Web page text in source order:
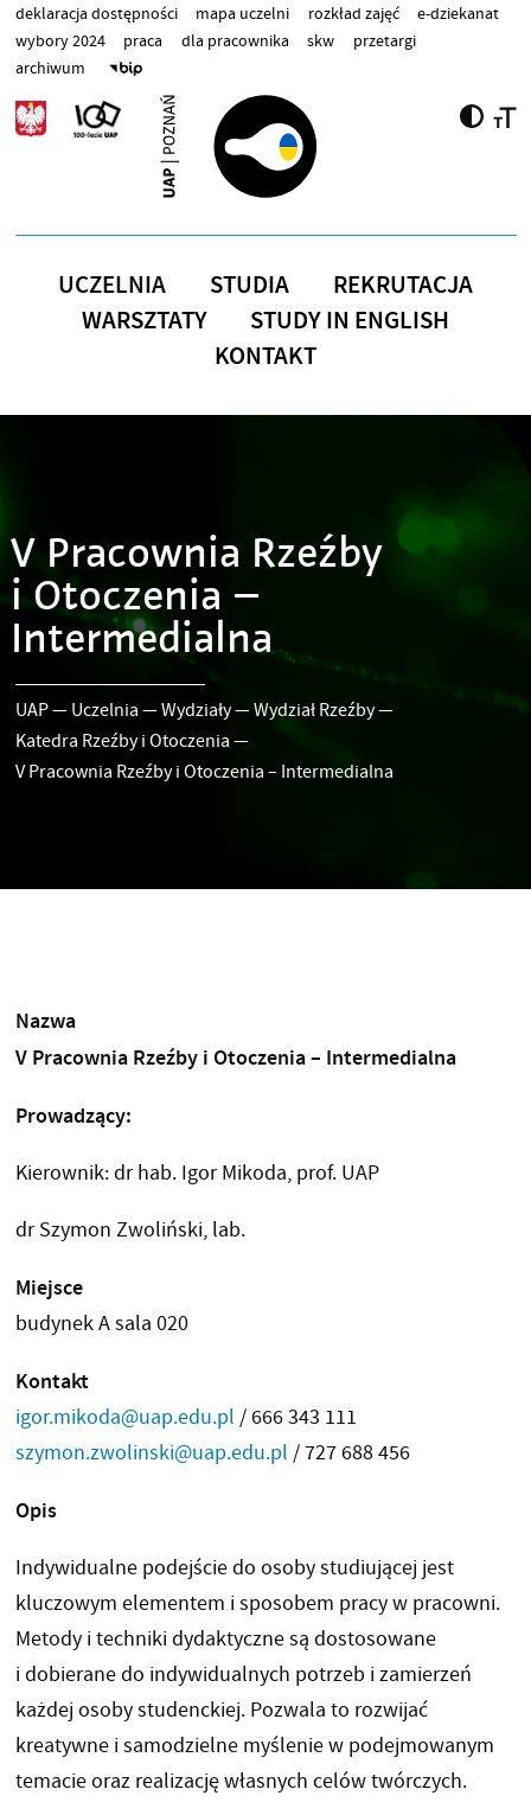
Przejdź do treści
deklaracja dostępności mapa uczelni rozkład zajęć
e-dziekanat
wybory 2024
praca dla pracownika skw
przetargi
archiwum
UCZELNIA STUDIA
REKRUTACJA
WARSZTATY
STUDY IN ENGLISH
KONTAKT
V Pracownia Rzeźby
i Otoczenia –
Intermedialna
UAP— Uczelnia —Wydziały—Wydział Rzeźby—
Katedra Rzeźby i Otoczenia —
V Pracownia Rzeźby i Otoczenia – Intermedialna
Nazwa
V Pracownia Rzeźby i Otoczenia – Intermedialna
Prowadzący:
Kierownik: dr hab. Igor Mikoda, prof. UAP
dr Szymon Zwoliński, lab.
Miejsce
budynek A sala 020
Kontakt
igor.mikoda@uap.edu.pl / 666 343 111
szymon.zwolinski@uap.edu.pl / 727 688 456
Opis
Indywidualne podejście do osoby studiującej jest
kluczowym elementem i sposobem pracy w pracowni.
Metody i techniki dydaktyczne są dostosowane
i dobierane do indywidualnych potrzeb i zamierzeń
każdej osoby studenckiej. Pozwala to rozwijać
kreatywne i samodzielne myślenie w podejmowanym
temacie oraz realizację własnych celów twórczych.